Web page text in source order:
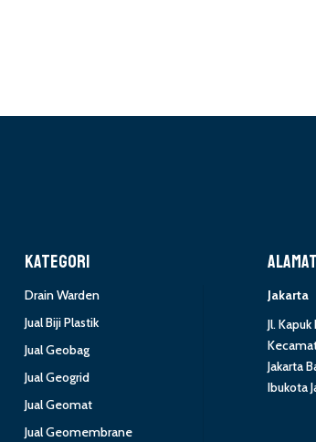
KATEGORI
Drain Warden
Jual Biji Plastik
Jual Geobag
Jual Geogrid
Jual Geomat
Jual Geomembrane
ALAMAT
Jakarta
Jl.
Jakarta
Ibukota